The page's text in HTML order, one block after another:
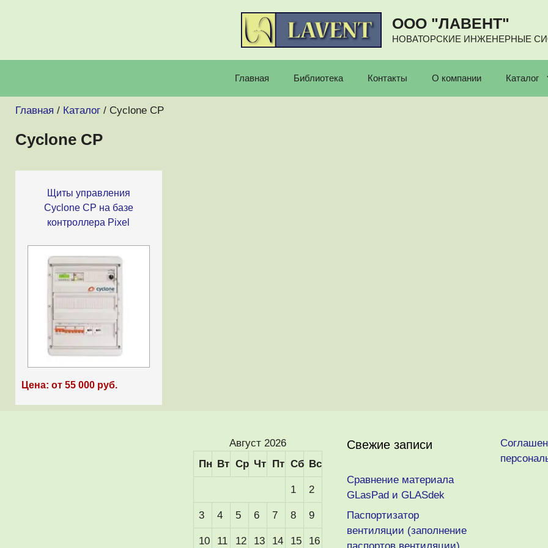
ООО "ЛАВЕНТ"
НОВАТОРСКИЕ ИНЖЕНЕРНЫЕ
Главная Библиотека Контакты О компании Каталог
Главная / Каталог/ Cyclone CP
Cyclone CP
Щиты управления
Cyclone CP на базе
контроллера Pixel
Цена: от 55 000 руб.
Август 2026
Пн Вт Ср Чт Пт Сб Вс
1 2
3 4 5 6 7 8 9
10 11 12 13 14 15 16
Свежие записи
Сравнение материала
GLasPad и GLASdek
Паспортизатор
вентиляции (заполнение